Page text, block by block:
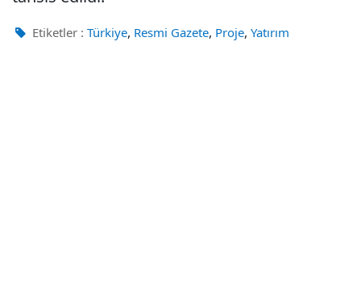
Etiketler : Türkiye, Resmi Gazete, Proje, Yatırım